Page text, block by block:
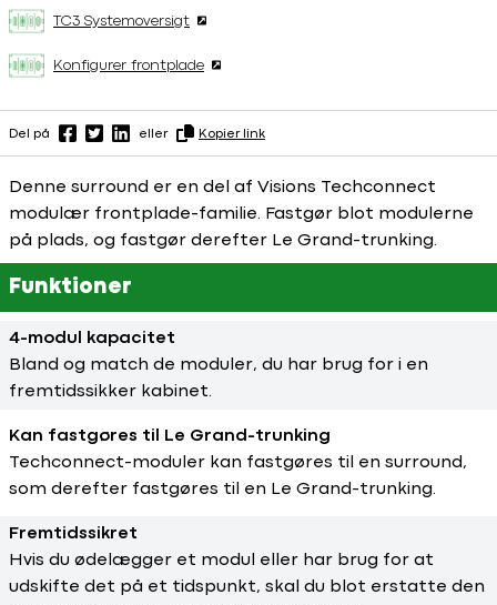
TC3 Systemoversigt
Konfigurer frontplade
Del på eller Kopier link
Denne surround er en del af Visions Techconnect
modulær frontplade-familie. Fastgør blot modulerne
på plads, og fastgør derefter Le Grand-trunking.
Funktioner
4-modul kapacitet
Bland og match de moduler, du har brug for i en
fremtidssikker kabinet.
Kan fastgøres til Le Grand-trunking
Techconnect-moduler kan fastgøres til en surround,
som derefter fastgøres til en Le Grand-trunking.
Fremtidssikret
Hvis du ødelægger et modul eller har brug for at
udskifte det på et tidspunkt, skal du blot erstatte den